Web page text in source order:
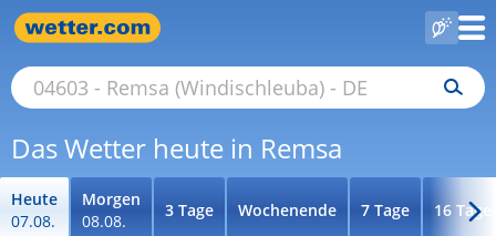
Das Wetter heute in Remsa
Heute
07.08.
Morgen
08.08.
3 Tage Wochenende 7 Tage 16 Tage